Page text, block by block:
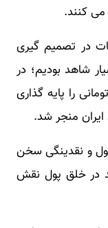
می کنند.
در تصمیم گیری
قبل بسیار شاهد بودیم؛ در
آن زمان نیز به بهانه تحریم ها ارز ۴۲۰۰ تومانی را پایه گذاری
ایران منجر شد.
و نقدینگی سخن
که دولت تنها ۱۱ درصد در خلق پول نقش